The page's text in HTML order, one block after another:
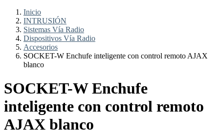
Inicio
INTRUSIÓN
Sistemas Vía Radio
Dispositivos Vía Radio
Accesorios
SOCKET-W Enchufe inteligente con control remoto AJAX
blanco
SOCKET-W Enchufe
inteligente con control remoto
AJAX blanco